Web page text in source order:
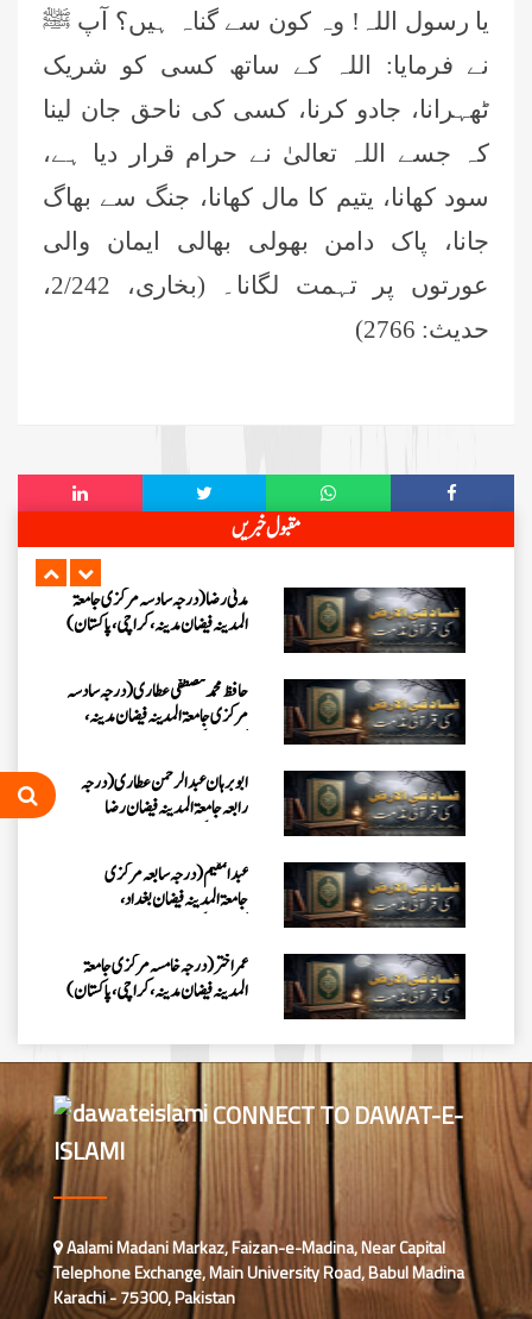
یا رسول اللہ! وہ کون سے گناہ ہیں؟ آپ ﷺ
نے فرمایا: اللہ کے ساتھ کسی کو شریک
ٹھہرانا، جادو کرنا، کسی کی ناحق جان لینا
کہ جسے اللہ تعالیٰ نے حرام قرار دیا ہے،
سود کھانا، یتیم کا مال کھانا، جنگ سے بھاگ
جانا، پاک دامن بھولی بھالی ایمان والی
عورتوں پر تہمت لگانا۔ (بخاری، 2/242،
حدیث: 2766)
مقبول خبریں
محمد وقاص (مرکزی جامعۃ المدینہ
فیضان مدینہ،کراچی ،پاکستان)
محمد سعد عمران (درجہ عالیہ مرکزی
جامعۃ المدینہ فیضانِ مدینہ ،کراچی
،پاکستان)
احمد رضا ہاشمی (درجہ خامسہ مرکزی
جامعۃ المدينہ فيضان عثمان غنى،
کراچی،پاکستان)
عبد الرسول (درجہ خامسہ مرکزی
جامعۃ المدینہ فیضان مدینہ ،کراچی
مدنی رضا(درجہ سادسہ مرکز ی جامعۃ
المدینہ فیضان مدینہ ،کراچی،پاکستان)
حافظ محمد مصطفٰی عطاری (درجہ سادسہ
مرکزی جامعۃالمدينہ فیضان مدینہ،
ابو برہان عبدالرحمن عطاری (درجہ
رابعہ جامعۃالمدینہ فیضان رضا
عبدالمقیم (درجہ سابعہ مرکزی
جامعۃالمدینہ فیضان بغداد،
عمر اختر (درجہ خامسہ مرکزی جامعۃ
المدینہ فیضان مدینہ ،کراچی،پاکستان)
محمد وقاص (مرکزی جامعۃ المدینہ
فیضان مدینہ،کراچی ،پاکستان)
محمد سعد عمران (درجہ عالیہ مرکزی
جامعۃ المدینہ فیضانِ مدینہ ،کراچی
،پاکستان)
احمد رضا ہاشمی (درجہ خامسہ مرکزی
جامعۃ المدينہ فيضان عثمان غنى،
کراچی،پاکستان)
CONNECT TO DAWAT-E-
ISLAMI
Aalami Madani Markaz, Faizan-e-Madina, Near Capital
Telephone Exchange, Main University Road, Babul Madina
Karachi - 75300, Pakistan